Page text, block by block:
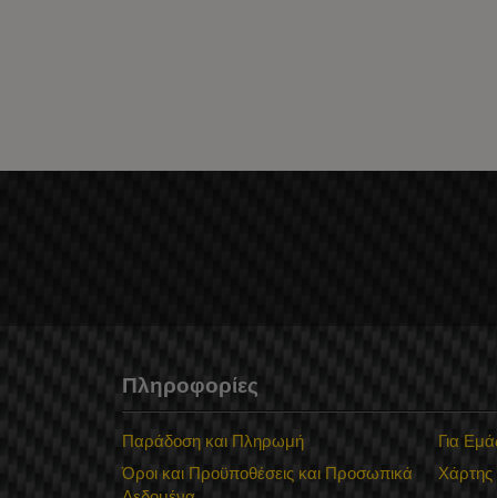
Πληροφορίες
Παράδοση και Πληρωμή
Όροι και Προϋποθέσεις και Προσωπικά
Για
Χάρτης